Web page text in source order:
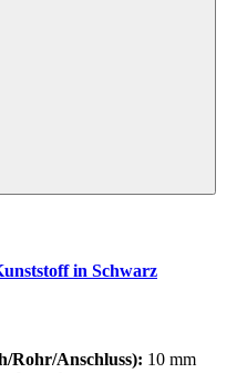
in Schwarz
Rohr/Anschluss): 10 mm